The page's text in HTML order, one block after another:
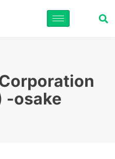
-osake